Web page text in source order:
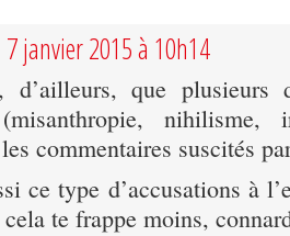
7 janvier 2015 à 10h14
que plusieurs
nihilisme,
commentaires suscités
ce type d’accusations à
te frappe moins,